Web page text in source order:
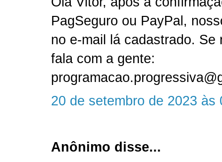
PagSeguro ou PayPal,
no e-mail lá cadastrado.
fala com a gente:
20 de setembro de 2023 às
Anônimo disse...